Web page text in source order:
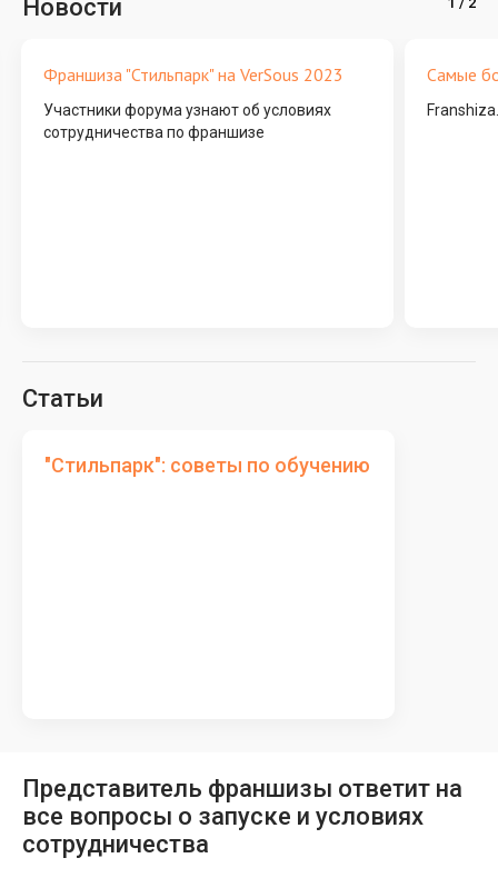
Новости
Франшиза "Стильпарк" на VerSous 2023
Участники форума узнают об условиях
сотрудничества по франшизе
Самые
Статьи
"Стильпарк": советы по обучению
Представитель франшизы ответит на
все вопросы о запуске и условиях
сотрудничества